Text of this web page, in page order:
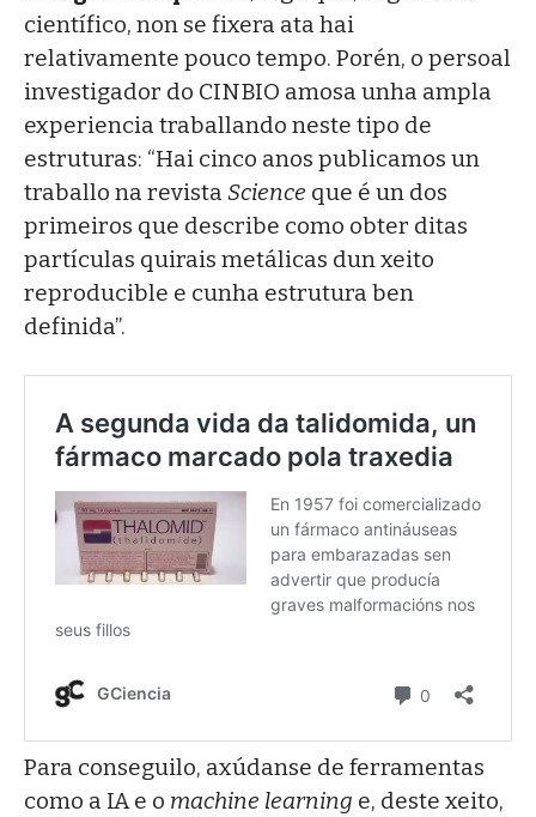
científico, non se fixera ata hai
relativamente pouco tempo. Porén, o persoal
investigador do CINBIO amosa unha ampla
experiencia traballando neste tipo de
estruturas: “Hai cinco anos publicamos un
traballo na revista Science que é un dos
primeiros que describe como obter ditas
partículas quirais metálicas dun xeito
reproducible e cunha estrutura ben
definida”.
Para conseguilo, axúdanse de ferramentas
como a IA e o machine learning e, deste xeito,